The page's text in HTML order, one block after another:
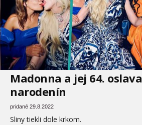
Madonna a jej 64. oslava
narodenín
pridané 29.8.2022
Sliny tiekli dole krkom.